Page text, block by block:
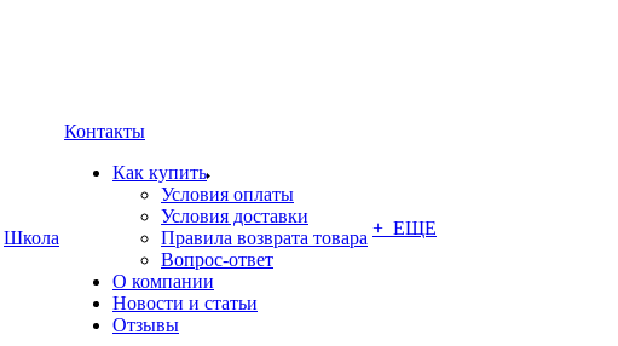
Школа
Контакты
Как купить
Условия оплаты
Условия доставки
Правила возврата товара
Вопрос-ответ
О компании
Новости и статьи
Отзывы
+ ЕЩЕ